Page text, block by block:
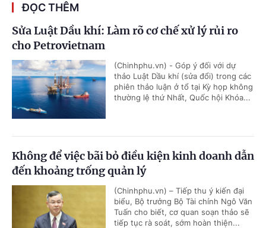
ĐỌC THÊM
Sửa Luật Dầu khí: Làm rõ cơ chế xử lý rủi ro
cho Petrovietnam
(Chinhphu.vn) - Góp ý đối với dự
thảo Luật Dầu khí (sửa đổi) trong các
phiên thảo luận ở tổ tại Kỳ họp không
thường lệ thứ Nhất, Quốc hội Khóa...
Không để việc bãi bỏ điều kiện kinh doanh dẫn
đến khoảng trống quản lý
(Chinhphu.vn) – Tiếp thu ý kiến đại
biểu, Bộ trưởng Bộ Tài chính Ngô Văn
Tuấn cho biết, cơ quan soạn thảo sẽ
tiếp tục rà soát, sớm hoàn thiện...